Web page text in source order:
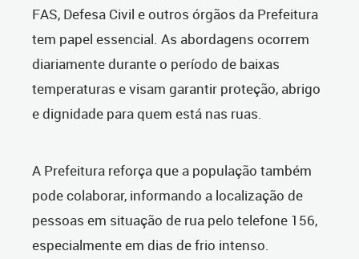
FAS, Defesa Civil e outros órgãos da Prefeitura
tem papel essencial. As abordagens ocorrem
diariamente durante o período de baixas
temperaturas e visam garantir proteção, abrigo
e dignidade para quem está nas ruas.
A Prefeitura reforça que a população também
pode colaborar, informando a localização de
pessoas em situação de rua pelo telefone 156,
especialmente em dias de frio intenso.